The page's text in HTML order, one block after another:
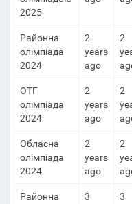
2025
Районна
олімпіада
2024
2
years
ago
2
ОТГ
олімпіада
2024
2
years
ago
2
Обласна
олімпіада
2024
2
years
ago
2
Районна
3
3